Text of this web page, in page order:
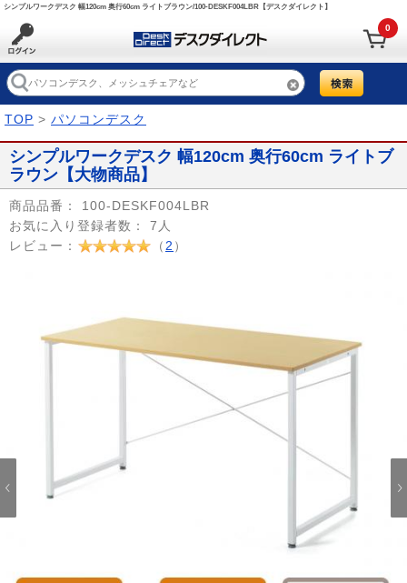
シンプルワークデスク 幅120cm 奥行60cm ライトブラウン/100-DESKF004LBR【デスクダイレクト】
0
TOP > パソコンデスク
シンプルワークデスク 幅120cm 奥行60cm ライトブ
ラウン【大物商品】
商品品番：
100-DESKF004LBR
お気に入り登録者数：
7人
レビュー：
（ 2 ）